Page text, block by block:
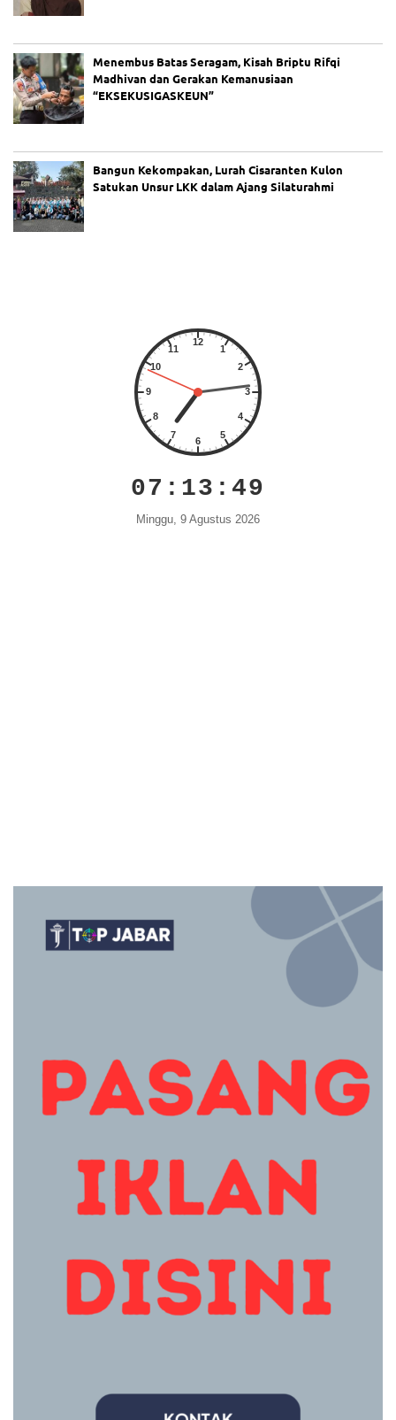
Menembus Batas Seragam, Kisah Briptu Rifqi
Madhivan dan Gerakan Kemanusiaan
“EKSEKUSIGASKEUN”
Bangun Kekompakan, Lurah Cisaranten Kulon
Satukan Unsur LKK dalam Ajang Silaturahmi
07:13:49
Minggu, 9 Agustus 2026